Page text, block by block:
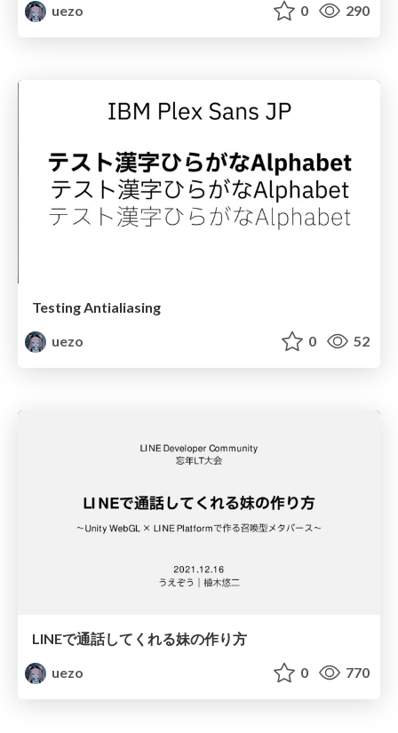
uezo
0 290
Testing Antialiasing
uezo
0 52
LINEで通話してくれる妹の作り方
uezo
0 770